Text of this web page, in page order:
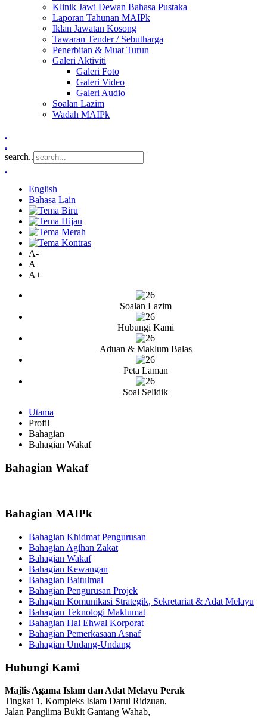
Klinik Jawi Dewan Bahasa Pustaka
Laporan Tahunan MAIPk
Iklan Jawatan Kosong
Tawaran Tender / Sebutharga
Penerbitan & Muat Turun
Galeri Aktiviti
Galeri Foto
Galeri Video
Galeri Audio
Soalan Lazim
Wadah MAIPk
.
.
search..
.
English
Bahasa Lain
A-
A
A+
Soalan Lazim
Hubungi Kami
Aduan & Maklum Balas
Peta Laman
Soal Selidik
Utama
Profil
Bahagian
Bahagian Wakaf
Bahagian Wakaf
Bahagian MAIPk
Bahagian Khidmat Pengurusan
Bahagian Agihan Zakat
Bahagian Wakaf
Bahagian Kewangan
Bahagian Baitulmal
Bahagian Pengurusan Projek
Bahagian Komunikasi Strategik, Sekretariat & Adat Melayu
Bahagian Teknologi Maklumat
Bahagian Hal Ehwal Korporat
Bahagian Pemerkasaan Asnaf
Bahagian Undang-Undang
Hubungi Kami
Majlis Agama Islam dan Adat Melayu Perak
Tingkat 1, Kompleks Islam Darul Ridzuan,
Jalan Panglima Bukit Gantang Wahab,